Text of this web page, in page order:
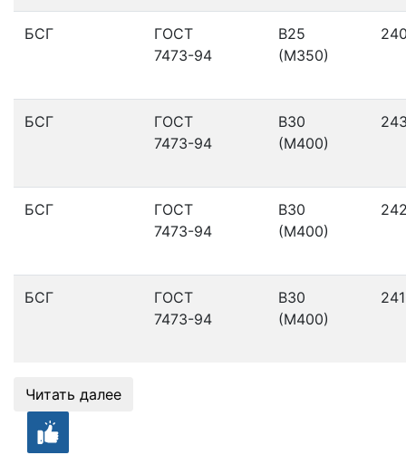
БСГ
ГОСТ
7473-94
В25
(М350)
БСГ
ГОСТ
7473-94
В30
(М400)
БСГ
ГОСТ
7473-94
В30
(М400)
БСГ
ГОСТ
7473-94
В30
(М400)
Читать далее